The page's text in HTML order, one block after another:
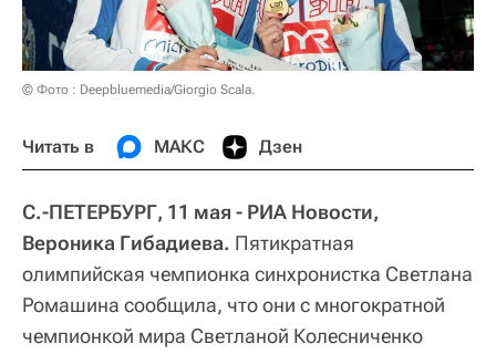
© Фото : Deepbluemedia/Giorgio Scala.
Читать в МАКС Дзен
С.-ПЕТЕРБУРГ, 11 мая - РИА Новости,
Вероника Гибадиева. Пятикратная
олимпийская чемпионка синхронистка Светлана
Ромашина сообщила, что они с многократной
чемпионкой мира Светланой Колесниченко